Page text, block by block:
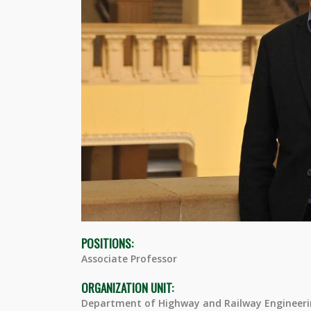
POSITIONS:
Associate Professor
ORGANIZATION UNIT:
Department of Highway and Railway